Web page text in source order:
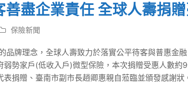
善盡企業責任 全球人壽捐
保險新聞
品牌理念，全球人壽致力於落實公平待客與普惠金
弱勢家戶(低收入戶)微型保險，本次捐贈受惠人數
捐贈、臺南市副市長趙卿惠親自蒞臨並頒發感謝